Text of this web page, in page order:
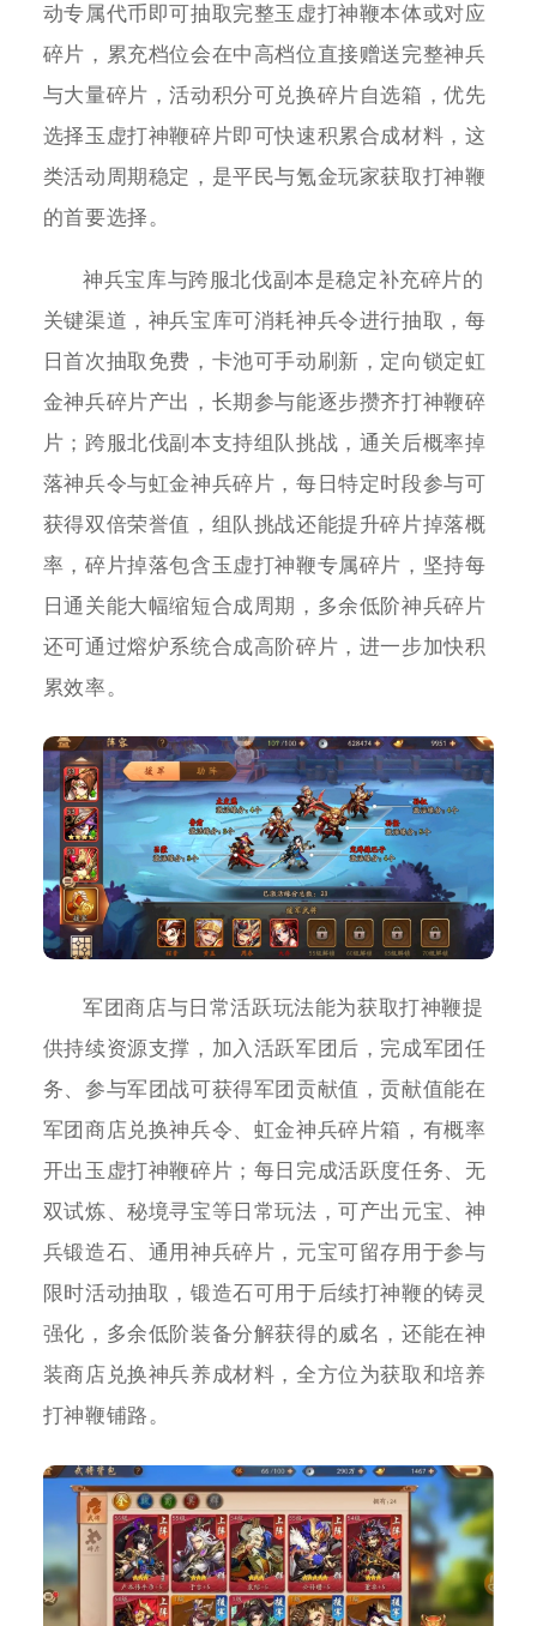
动专属代币即可抽取完整玉虚打神鞭本体或对应
碎片，累充档位会在中高档位直接赠送完整神兵
与大量碎片，活动积分可兑换碎片自选箱，优先
选择玉虚打神鞭碎片即可快速积累合成材料，这
类活动周期稳定，是平民与氪金玩家获取打神鞭
的首要选择。
神兵宝库与跨服北伐副本是稳定补充碎片的
关键渠道，神兵宝库可消耗神兵令进行抽取，每
日首次抽取免费，卡池可手动刷新，定向锁定虹
金神兵碎片产出，长期参与能逐步攒齐打神鞭碎
片；跨服北伐副本支持组队挑战，通关后概率掉
落神兵令与虹金神兵碎片，每日特定时段参与可
获得双倍荣誉值，组队挑战还能提升碎片掉落概
率，碎片掉落包含玉虚打神鞭专属碎片，坚持每
日通关能大幅缩短合成周期，多余低阶神兵碎片
还可通过熔炉系统合成高阶碎片，进一步加快积
累效率。
军团商店与日常活跃玩法能为获取打神鞭提
供持续资源支撑，加入活跃军团后，完成军团任
务、参与军团战可获得军团贡献值，贡献值能在
军团商店兑换神兵令、虹金神兵碎片箱，有概率
开出玉虚打神鞭碎片；每日完成活跃度任务、无
双试炼、秘境寻宝等日常玩法，可产出元宝、神
兵锻造石、通用神兵碎片，元宝可留存用于参与
限时活动抽取，锻造石可用于后续打神鞭的铸灵
强化，多余低阶装备分解获得的威名，还能在神
装商店兑换神兵养成材料，全方位为获取和培养
打神鞭铺路。